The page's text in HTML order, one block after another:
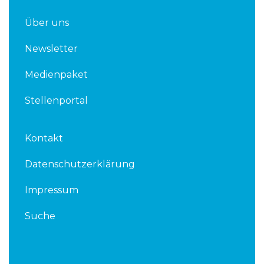
Über uns
Newsletter
Medienpaket
Stellenportal
Kontakt
Datenschutzerklärung
Impressum
Suche